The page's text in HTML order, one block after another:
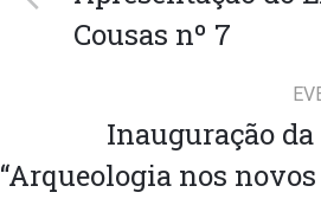
Cousas nº 7
Inauguração
“Arqueologia nos